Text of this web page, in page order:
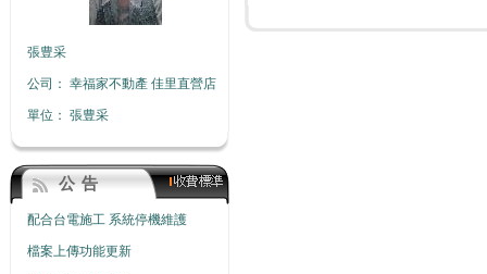
張豊采
公司： 幸福家不動產 佳里直營店
單位： 張豊采
公 告
配合台電施工 系統停機維護
檔案上傳功能更新